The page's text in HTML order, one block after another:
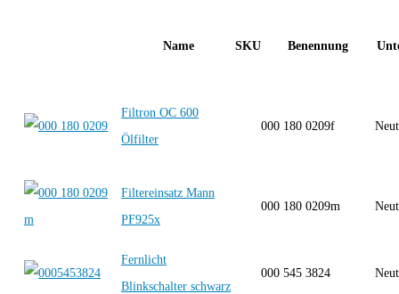
Name SKU Benennung
Filtron OC 600
Ölfilter
000 180 0209f
Filtereinsatz Mann
PF925x
000 180 0209m
Fernlicht
Blinkschalter schwarz
000 545 3824